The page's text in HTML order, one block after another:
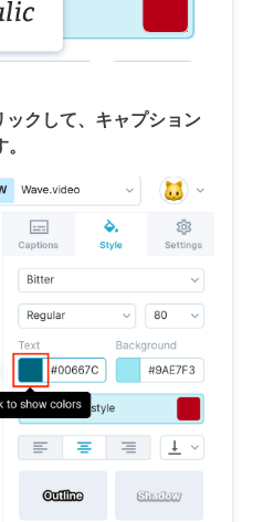
クして、キャプション